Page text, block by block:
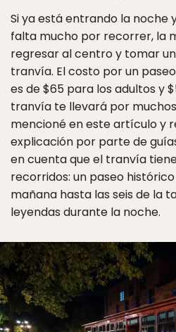
Si ya está entrando la noche
falta mucho por recorrer, la
regresar al centro y tomar
tranvía. El costo por un
es de $65 para los adultos y
tranvía te llevará por
mencioné en este artículo y
explicación por parte de
en cuenta que el tranvía
recorridos: un paseo
mañana hasta las seis de la
leyendas durante la noche.